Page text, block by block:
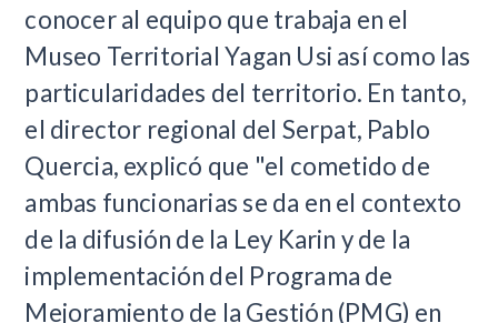
conocer al equipo que trabaja en el
Museo Territorial Yagan Usi así como las
particularidades del territorio. En tanto,
el director regional del Serpat, Pablo
Quercia, explicó que "el cometido de
ambas funcionarias se da en el contexto
de la difusión de la Ley Karin y de la
implementación del Programa de
Mejoramiento de la Gestión (PMG) en